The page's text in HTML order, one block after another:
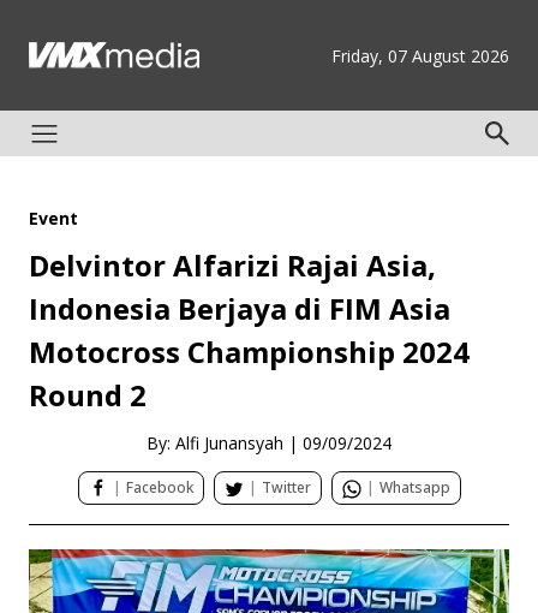
Friday, 07 August 2026
Event
Delvintor Alfarizi Rajai Asia,
Indonesia Berjaya di FIM Asia
Motocross Championship 2024
Round 2
By: Alfi Junansyah | 09/09/2024
| Facebook | Twitter | Whatsapp